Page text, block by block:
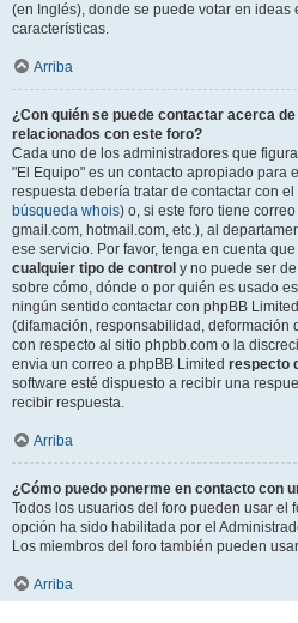
(en Inglés), donde se puede votar en ideas
características.
Arriba
¿Con quién se puede contactar acerca
relacionados con este foro?
Cada uno de los administradores que
"El Equipo" es un contacto apropiado para
respuesta debería tratar de contactar con
búsqueda whois) o, si este foro tiene
gmail.com, hotmail.com, etc.), al
ese servicio. Por favor, tenga en cuenta
cualquier tipo de control y no puede ser
sobre cómo, dónde o por quién es usado
ningún sentido contactar con phpBB
(difamación, responsabilidad, deformación
con respecto al sitio phpbb.com o la
envia un correo a phpBB Limited respecto
software esté dispuesto a recibir una
recibir respuesta.
Arriba
¿Cómo puedo ponerme en contacto con
Todos los usuarios del foro pueden usar el
opción ha sido habilitada por el
Los miembros del foro también pueden
Arriba